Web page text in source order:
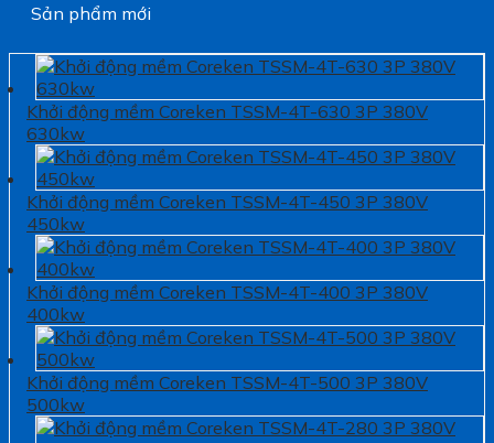
Sản phẩm mới
Khởi động mềm Coreken TSSM-4T-630 3P 380V
630kw
Khởi động mềm Coreken TSSM-4T-450 3P 380V
450kw
Khởi động mềm Coreken TSSM-4T-400 3P 380V
400kw
Khởi động mềm Coreken TSSM-4T-500 3P 380V
500kw